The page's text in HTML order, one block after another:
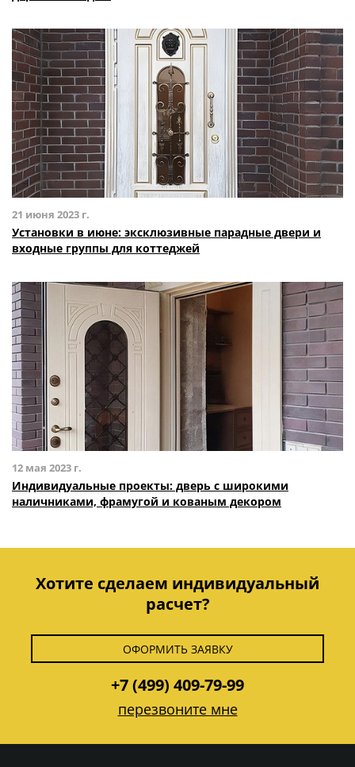
ПОЛУЧИТЬ РАСЧЕТ
Доставка по России
info@1990.ru
21 июня 2023 г.
Установки в июне: эксклюзивные парадные двери и
входные группы для коттеджей
12 мая 2023 г.
Индивидуальные проекты: дверь с широкими
наличниками, фрамугой и кованым декором
Хотите сделаем индивидуальный
расчет?
ОФОРМИТЬ ЗАЯВКУ
+7 (499) 409-79-99
перезвоните мне